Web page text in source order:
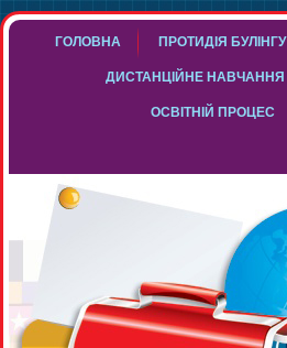
ГОЛОВНА ПРОТИДІЯ БУЛІНГУ
ДИСТАНЦІЙНЕ НАВЧАННЯ
ОСВІТНІЙ ПРОЦЕС